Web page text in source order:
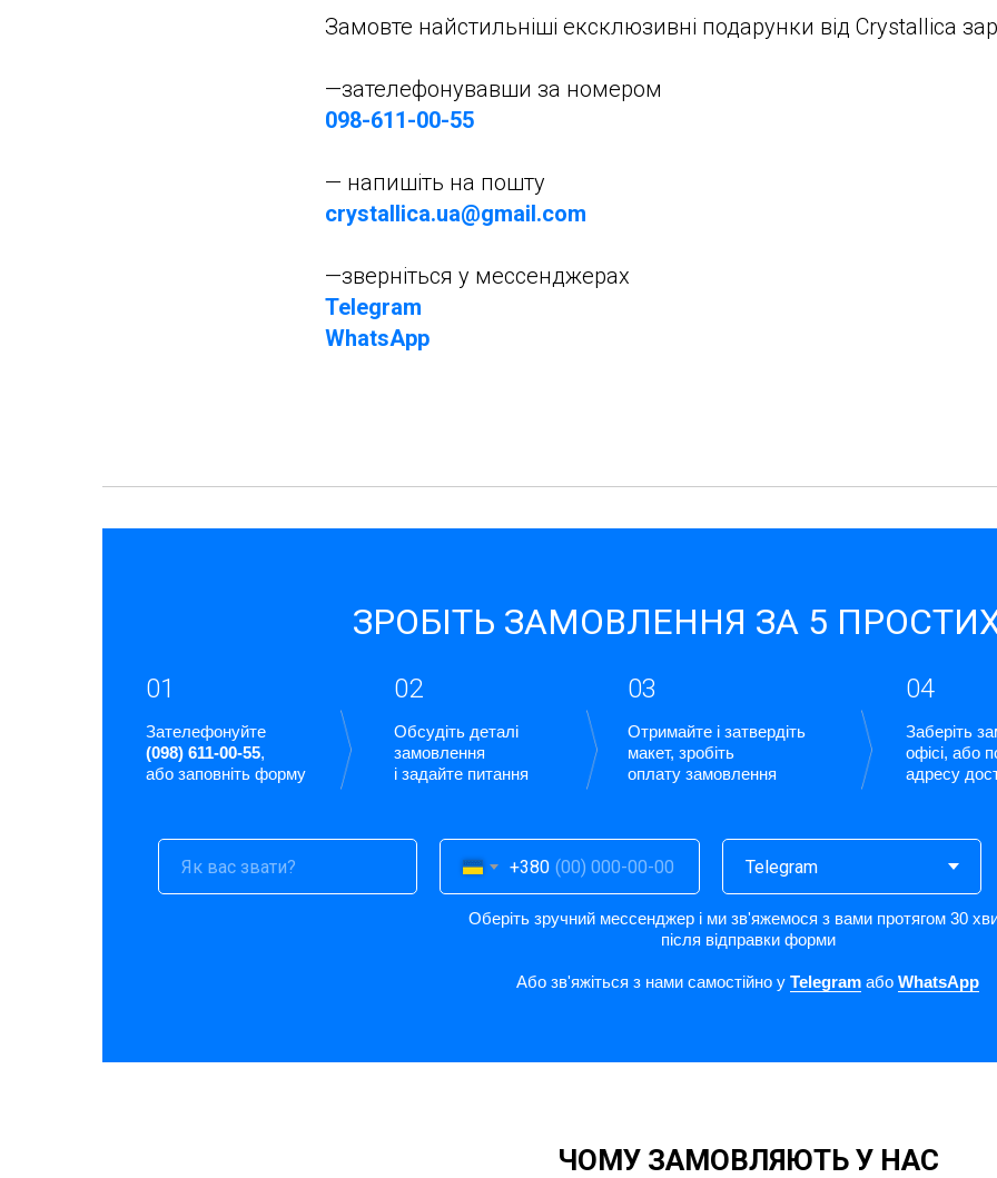
Замовте найстильніші ексклюзивні подарунки від Crystallica
—зателефонувавши за номером
098-611-00-55
— напишіть на пошту
crystallica.ua@gmail.com
—зверніться у мессенджерах
Telegram
WhatsApp
Зателефонуйте
(098) 611-00-55,
або заповніть форму
01
Обсудіть деталі
замовлення
і задайте питання
02
Отримайте і затвердіть
макет, зробіть
оплату замовлення
03
Заберіть
офісі, або
адресу
04
ЗРОБІТЬ ЗАМОВЛЕННЯ ЗА 5
+380
Оберіть зручний мессенджер і ми зв'яжемося з вами протягом 30
після відправки форми
Або зв'яжіться з нами самостійно у Telegram або WhatsApp
ЧОМУ ЗАМОВЛЯЮТЬ У НАС